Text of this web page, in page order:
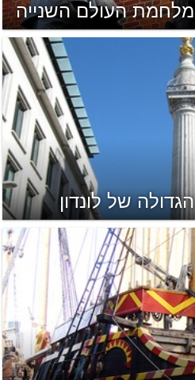
העולם השנייה
של לונדון